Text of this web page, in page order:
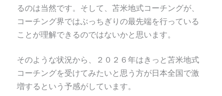
るのは当然です。 そして、 苫米地式コーチングが、
コーチング界ではぶっちぎりの最先端を行っている
ことが理解できるのではないかと思います。
そのような状況から、２０２６年はきっと苫米地式
コーチングを受けてみたいと思う方が日本全国で激
増するという予感がしています。